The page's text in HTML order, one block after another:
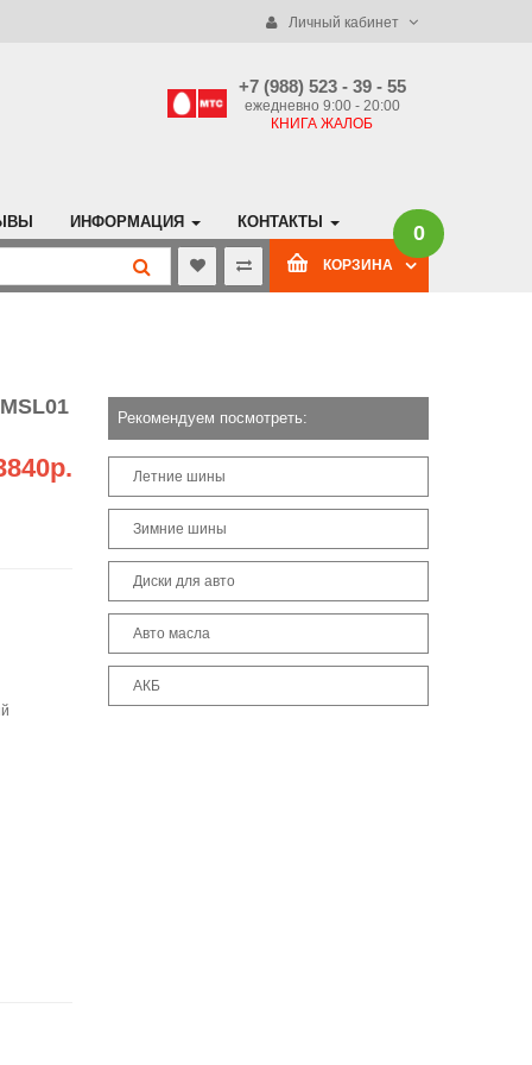
Личный кабинет
+7 (988) 523 - 39 - 55
ежедневно 9:00 - 20:00
КНИГА ЖАЛОБ
ИНФОРМАЦИЯ КОНТАКТЫ
КОРЗИНА
0
Рекомендуем посмотреть:
Летние шины
Зимние шины
Диски для авто
Авто масла
АКБ